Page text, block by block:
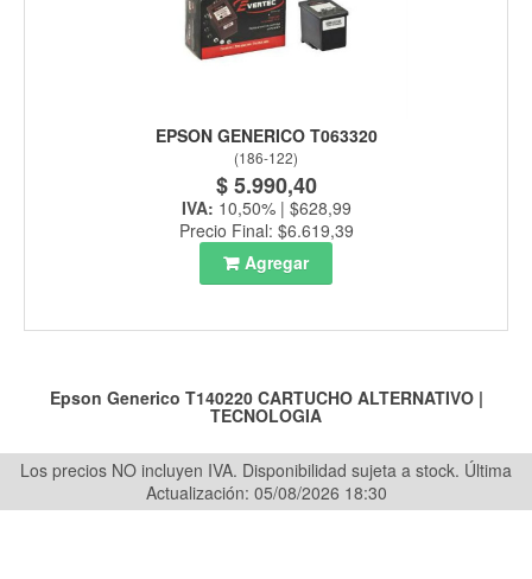
EPSON GENERICO T063320
(186-122)
$ 5.990,40
IVA: 10,50% | $628,99
Precio Final: $6.619,39
Agregar
Epson Generico T140220 CARTUCHO ALTERNATIVO|
TECNOLOGIA
Los precios NO incluyen IVA. Disponibilidad sujeta a stock. Última
Actualización: 05/08/2026 18:30